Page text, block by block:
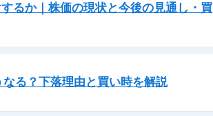
るか｜株価の現状と今後の見通し・買
る？下落理由と買い時を解説